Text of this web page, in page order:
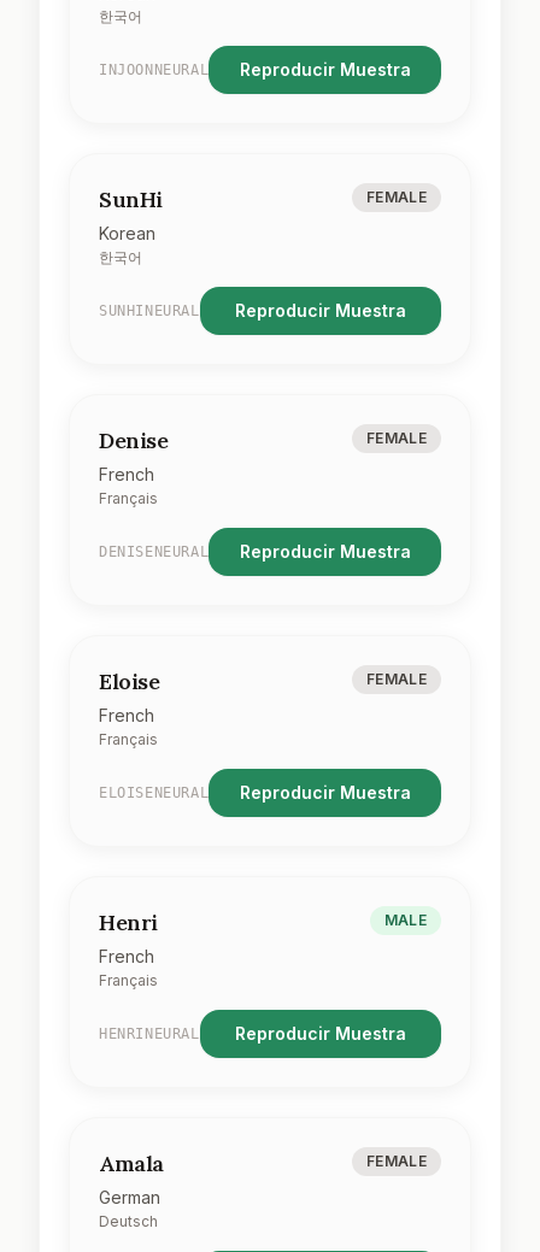
한국어
INJOONNEURAL Reproducir Muestra
SunHi
Korean
한국어
FEMALE
SUNHINEURAL Reproducir Muestra
Denise
French
Français
FEMALE
DENISENEURAL Reproducir Muestra
Eloise
French
Français
FEMALE
ELOISENEURAL Reproducir Muestra
Henri
French
Français
MALE
HENRINEURAL Reproducir Muestra
Amala
German
Deutsch
FEMALE